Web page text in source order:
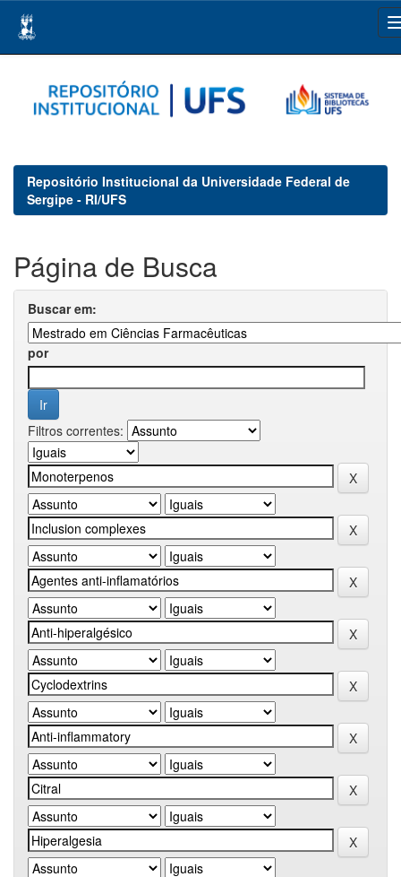
navigation
Repositório Institucional da Universidade Federal de
Sergipe - RI/UFS
Página de Busca
Buscar em:
por
Filtros correntes: